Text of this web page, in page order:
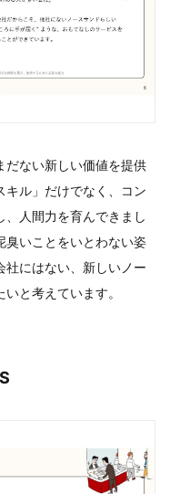
だない新しい価値を提供
キル」だけでなく、コン
人間力を育んできまし
臭いことをいとわない姿
社にはない、新しいノー
と考えています。